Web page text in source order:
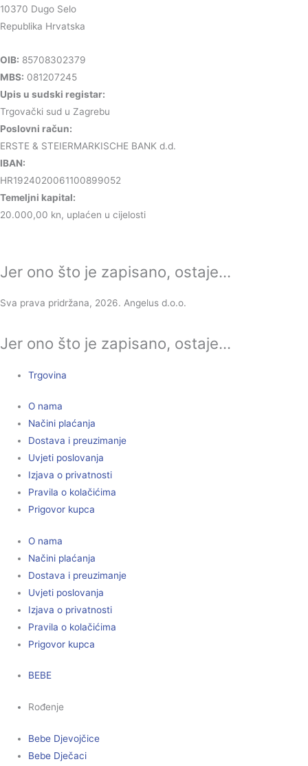
10370 Dugo Selo
Republika Hrvatska
OIB: 85708302379
MBS: 081207245
Upis u sudski registar:
Trgovački sud u Zagrebu
Poslovni račun:
ERSTE & STEIERMARKISCHE BANK d.d.
IBAN:
HR1924020061100899052
Temeljni kapital:
20.000,00 kn, uplaćen u cijelosti
Jer ono što je zapisano, ostaje...
Sva prava pridržana, 2026. Angelus d.o.o.
Jer ono što je zapisano, ostaje...
Trgovina
O nama
Načini plaćanja
Dostava i preuzimanje
Uvjeti poslovanja
Izjava o privatnosti
Pravila o kolačićima
Prigovor kupca
O nama
Načini plaćanja
Dostava i preuzimanje
Uvjeti poslovanja
Izjava o privatnosti
Pravila o kolačićima
Prigovor kupca
BEBE
Rođenje
Bebe Djevojčice
Bebe Dječaci